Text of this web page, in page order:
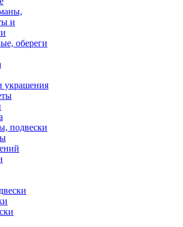
и
обереги
украшения
подвески